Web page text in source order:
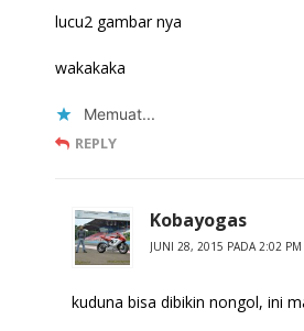
lucu2 gambar nya
wakakaka
Memuat...
REPLY
Kobayogas
JUNI 28, 2015 PADA 2:02 PM
kuduna bisa dibikin nongol, ini